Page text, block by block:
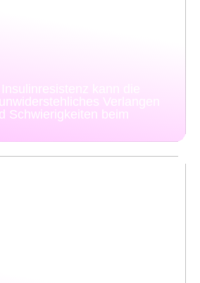
kann die
Verlangen
Schwierigkeiten beim